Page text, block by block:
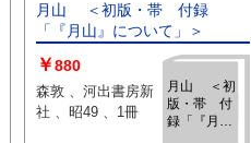
月山 ＜初版・帯 付録
「『月山』について」＞
月山 ＜初
版・帯 付
録「『月
￥880
森敦 、河出書房新
社 、昭49 、1冊